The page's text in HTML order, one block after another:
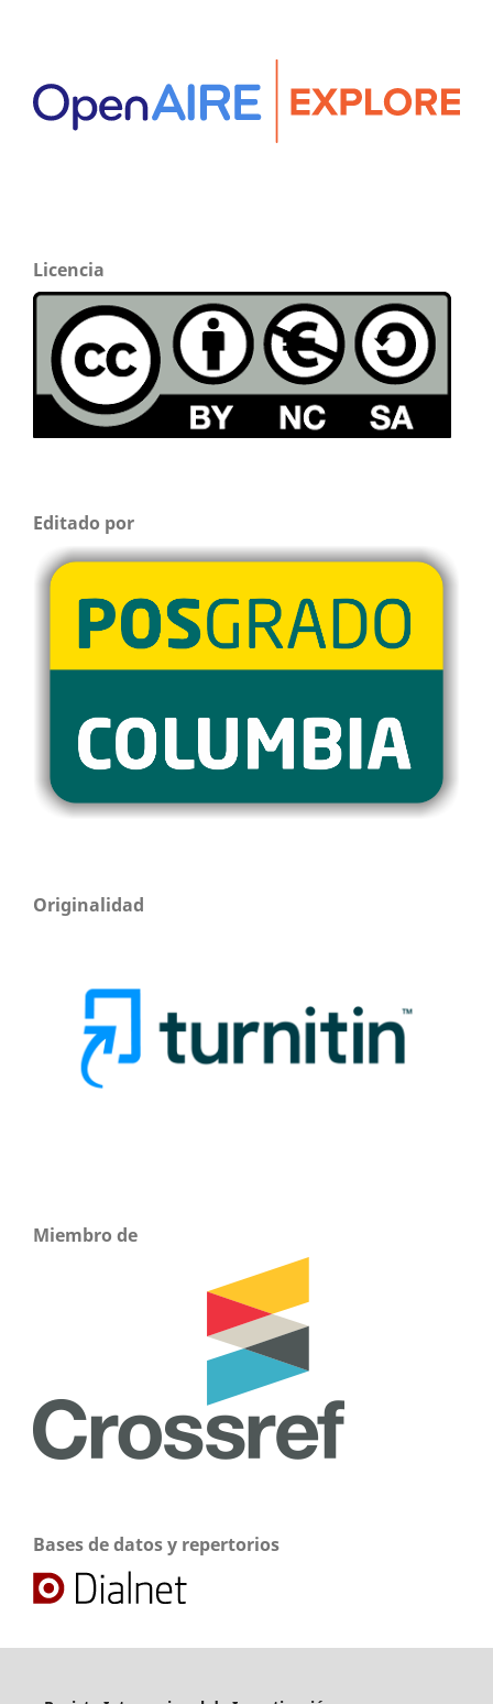
Licencia
Editado por
Originalidad
Miembro de
Bases de datos y repertorios